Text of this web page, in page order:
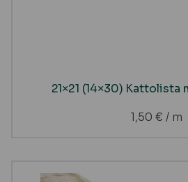
21×21 (14×30) Kattolista
1,50 € / m